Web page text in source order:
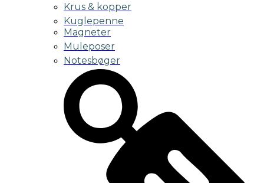
Krus & kopper
Kuglepenne
Magneter
Muleposer
Notesbøger